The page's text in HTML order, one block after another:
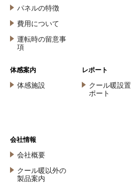
パネルの特徴
費用について
運転時の留意事
項
体感案内
体感施設
レポート
クール暖設
ポート
会社情報
会社概要
クール暖以外の
製品案内